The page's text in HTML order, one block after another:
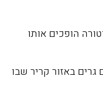
הופכים אותו
באזור קריר שבו